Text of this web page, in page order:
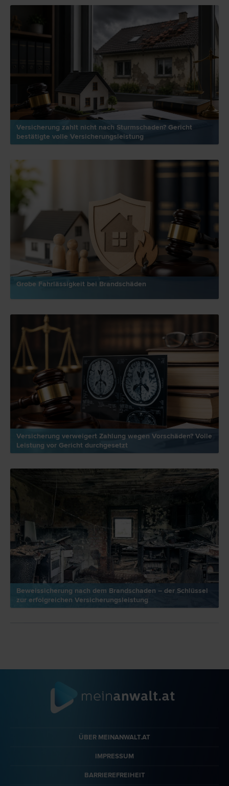
Versicherung zahlt nicht nach Sturmschaden? Gericht
bestätigte volle Versicherungsleistung
Grobe Fahrlässigkeit bei Brandschäden
Versicherung verweigert Zahlung wegen Vorschäden? Volle
Leistung vor Gericht durchgesetzt
Beweissicherung nach dem Brandschaden – der Schlüssel
zur erfolgreichen Versicherungsleistung
ÜBER MEINANWALT.AT
IMPRESSUM
BARRIEREFREIHEIT